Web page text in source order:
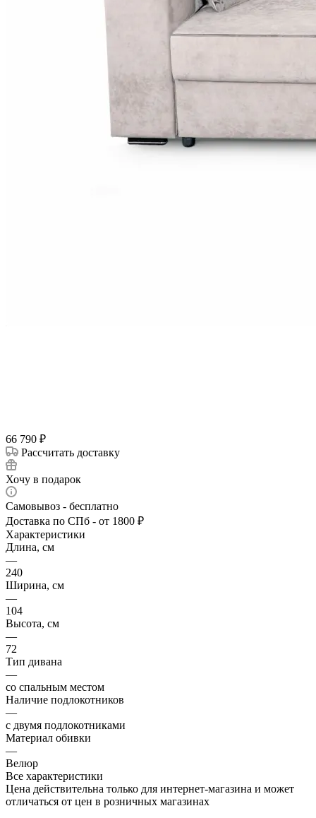
66 790 ₽
Рассчитать доставку
Хочу в подарок
Самовывоз - бесплатно
Доставка по СПб - от 1800 ₽
Характеристики
Длина, см
—
240
Ширина, см
—
104
Высота, см
—
72
Тип дивана
—
со спальным местом
Наличие подлокотников
—
с двумя подлокотниками
Материал обивки
—
Велюр
Все характеристики
Цена действительна только для интернет-магазина и может
отличаться от цен в розничных магазинах